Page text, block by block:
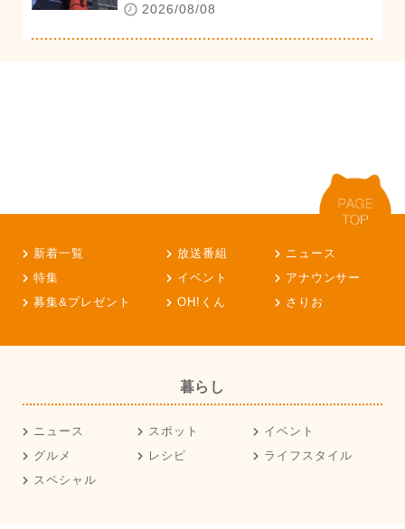
2026/08/08
新着一覧 放送番組
ニュース
特集
イベント
アナウンサー
募集&プレゼント
OH!くん さりお
暮らし
ニュース スポット
イベント
グルメ
レシピ
ライフスタイル
スペシャル